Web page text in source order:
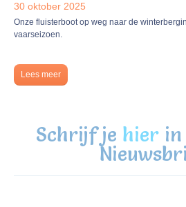
30 oktober 2025
Onze fluisterboot op weg naar de
vaarseizoen.
Lees meer
Schrijf je hier in